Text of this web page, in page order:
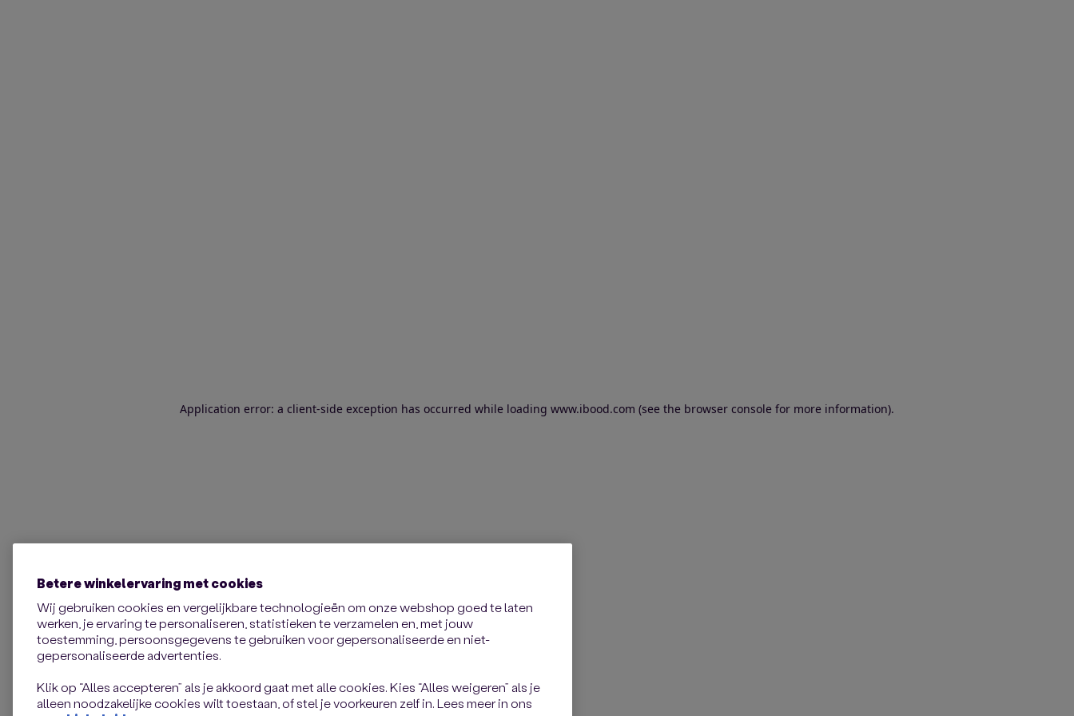
Application error: a client-side exception has occurred while loading www.ibood.com (see the browser console for more information).
Betere winkelervaring met cookies
Wij gebruiken cookies en vergelijkbare technologieën om onze webshop goed te laten
werken, je ervaring te personaliseren, statistieken te verzamelen en, met jouw
toestemming, persoonsgegevens te gebruiken voor gepersonaliseerde en niet-
gepersonaliseerde advertenties.
Klik op “Alles accepteren” als je akkoord gaat met alle cookies. Kies “Alles weigeren” als je
alleen noodzakelijke cookies wilt toestaan, of stel je voorkeuren zelf in. Lees meer in ons